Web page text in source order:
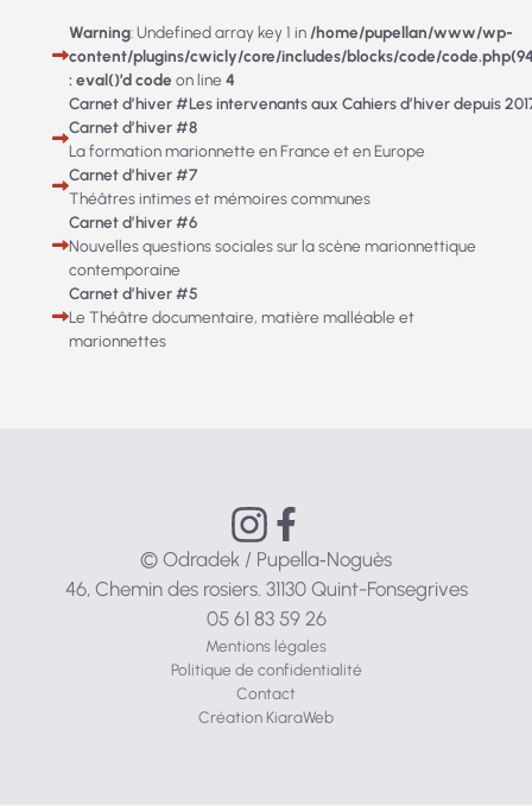
Warning: Undefined array key 1 in /home/pupellan/www/wp-
content/plugins/cwicly/core/includes/blocks/code/
: eval()’d code on line 4
Carnet d’hiver #Les intervenants aux Cahiers d’hiver depuis
Carnet d’hiver #8
La formation marionnette en France et en Europe
Carnet d’hiver #7
Théâtres intimes et mémoires communes
Carnet d’hiver #6
Nouvelles questions sociales sur la scène marionnettique
contemporaine
Carnet d’hiver #5
Le Théâtre documentaire, matière malléable et
marionnettes
© Odradek / Pupella‑Noguès
46, Chemin des rosiers. 31130 Quint-Fonsegrives
05 61 83 59 26
Mentions légales
Politique de confidentialité
Contact
Création KiaraWeb